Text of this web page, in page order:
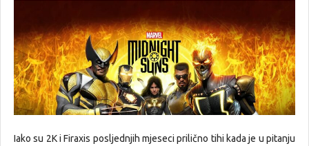
Iako su 2K i Firaxis posljednjih mjeseci prilično tihi kada je u pitanju